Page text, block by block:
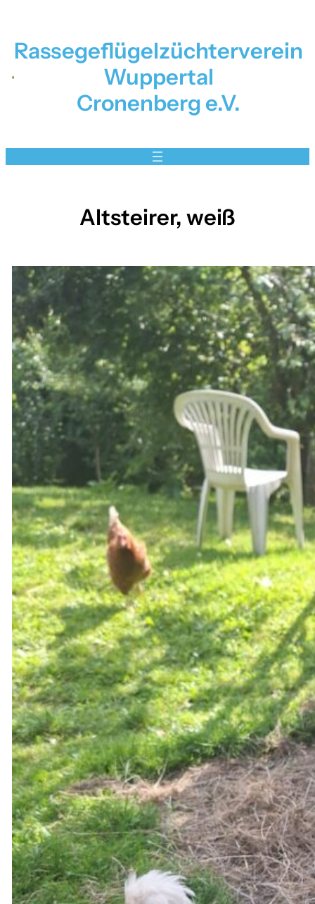
springen
Rassegeflügelzüchterverein
Wuppertal
Cronenberg e.V.
Altsteirer, weiß